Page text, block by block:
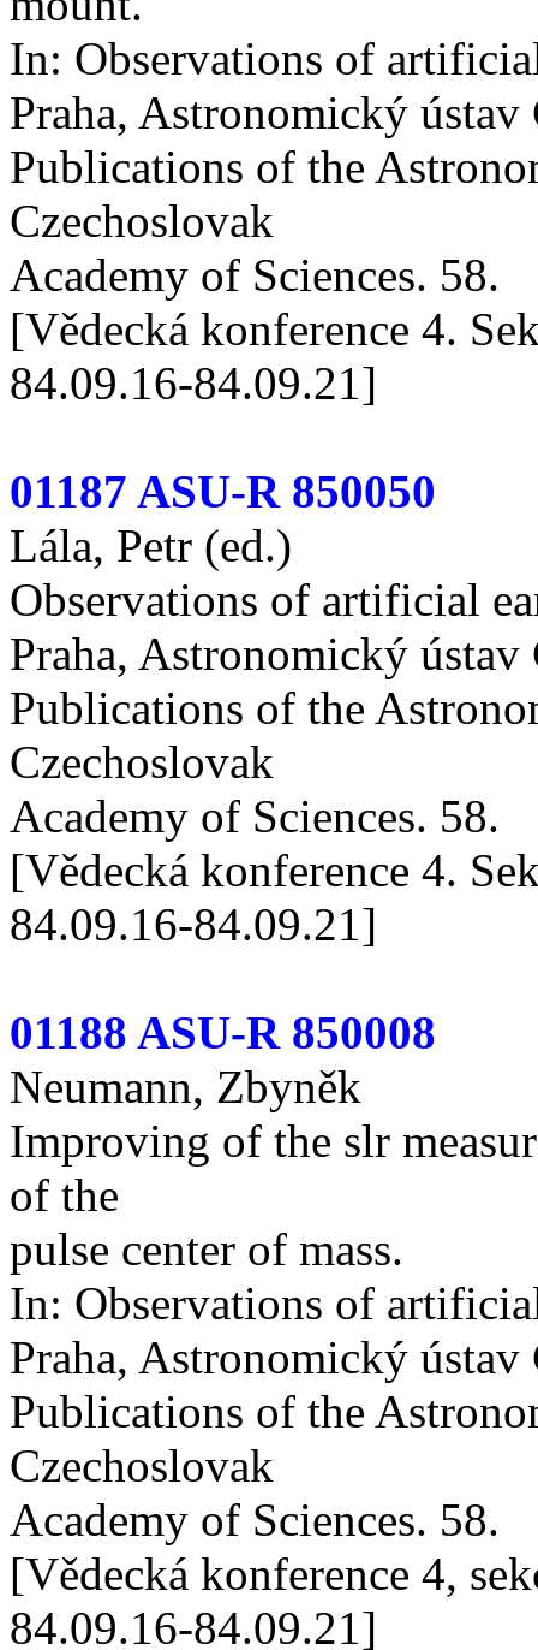
In: Observations of
Praha, Astronomický
Publications of the
Czechoslovak
Academy of Sciences. 58.
[Vědecká konference 4.
84.09.16-84.09.21]
01187 ASU-R 850050
Lála, Petr (ed.)
Observations of artificial
Praha, Astronomický
Publications of the
Czechoslovak
Academy of Sciences. 58.
[Vědecká konference 4.
84.09.16-84.09.21]
01188 ASU-R 850008
Neumann, Zbyněk
Improving of the slr
of the
pulse center of mass.
In: Observations of
Praha, Astronomický
Publications of the
Czechoslovak
Academy of Sciences. 58.
[Vědecká konference 4,
84.09.16-84.09.21]